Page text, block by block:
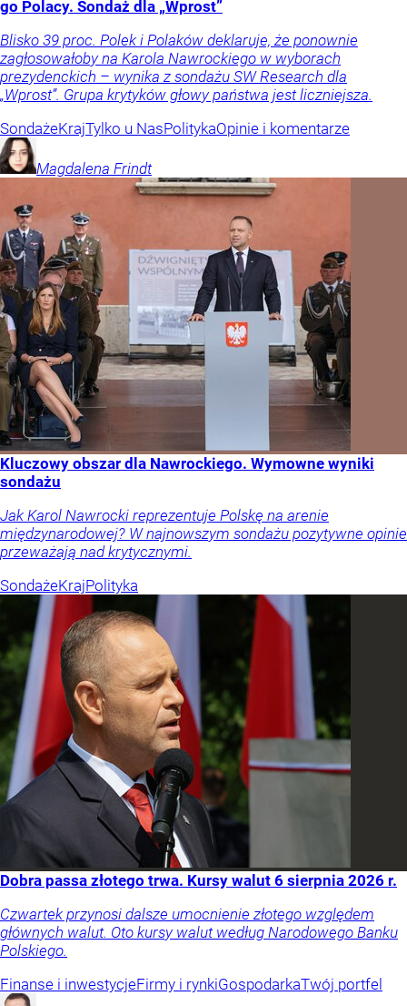
go Polacy. Sondaż dla „Wprost”
Blisko 39 proc. Polek i Polaków deklaruje, że ponownie
zagłosowałoby na Karola Nawrockiego w wyborach
prezydenckich – wynika z sondażu SW Research dla
„Wprost”. Grupa krytyków głowy państwa jest liczniejsza.
SondażeKrajTylko u NasPolitykaOpinie i komentarze
Magdalena Frindt
Kluczowy obszar dla Nawrockiego. Wymowne wyniki
sondażu
Jak Karol Nawrocki reprezentuje Polskę na arenie
międzynarodowej? W najnowszym sondażu pozytywne opinie
przeważają nad krytycznymi.
SondażeKrajPolityka
Dobra passa złotego trwa. Kursy walut 6 sierpnia 2026 r.
Czwartek przynosi dalsze umocnienie złotego względem
głównych walut. Oto kursy walut według Narodowego Banku
Polskiego.
Finanse i inwestycjeFirmy i rynkiGospodarkaTwój portfel